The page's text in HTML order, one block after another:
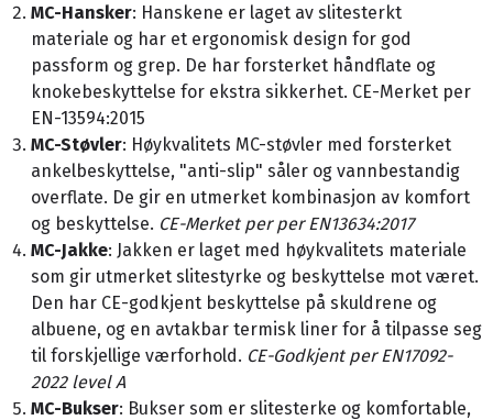
MC-Hansker: Hanskene er laget av slitesterkt
materiale og har et ergonomisk design for god
passform og grep. De har forsterket håndflate og
knokebeskyttelse for ekstra sikkerhet. CE-Merket per
EN-13594:2015
MC-Støvler: Høykvalitets MC-støvler med forsterket
ankelbeskyttelse, "anti-slip" såler og vannbestandig
overflate. De gir en utmerket kombinasjon av komfort
og beskyttelse. CE-Merket per per EN13634:2017
MC-Jakke: Jakken er laget med høykvalitets materiale
som gir utmerket slitestyrke og beskyttelse mot været.
Den har CE-godkjent beskyttelse på skuldrene og
albuene, og en avtakbar termisk liner for å tilpasse seg
til forskjellige værforhold. CE-Godkjent per EN17092-
2022 level A
MC-Bukser: Bukser som er slitesterke og komfortable,